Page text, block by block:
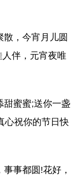
，今宵月儿圆
伴，元宵夜唯
甜蜜蜜;送你一盏
心祝你的节日快
事都圆!花好，